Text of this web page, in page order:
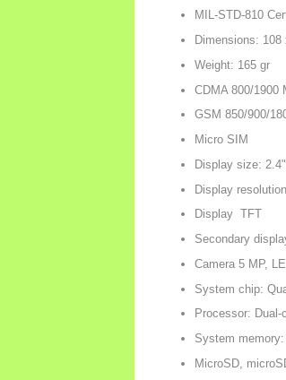
MIL-STD-810
Dimensions:
Weight: 165 gr
CDMA 800/1900
GSM 850/900/
Micro SIM
Display size: 2.4"
Display
Display TFT
Secondary
Camera 5 MP,
System chip:
Processor: Dual-
System
MicroSD,